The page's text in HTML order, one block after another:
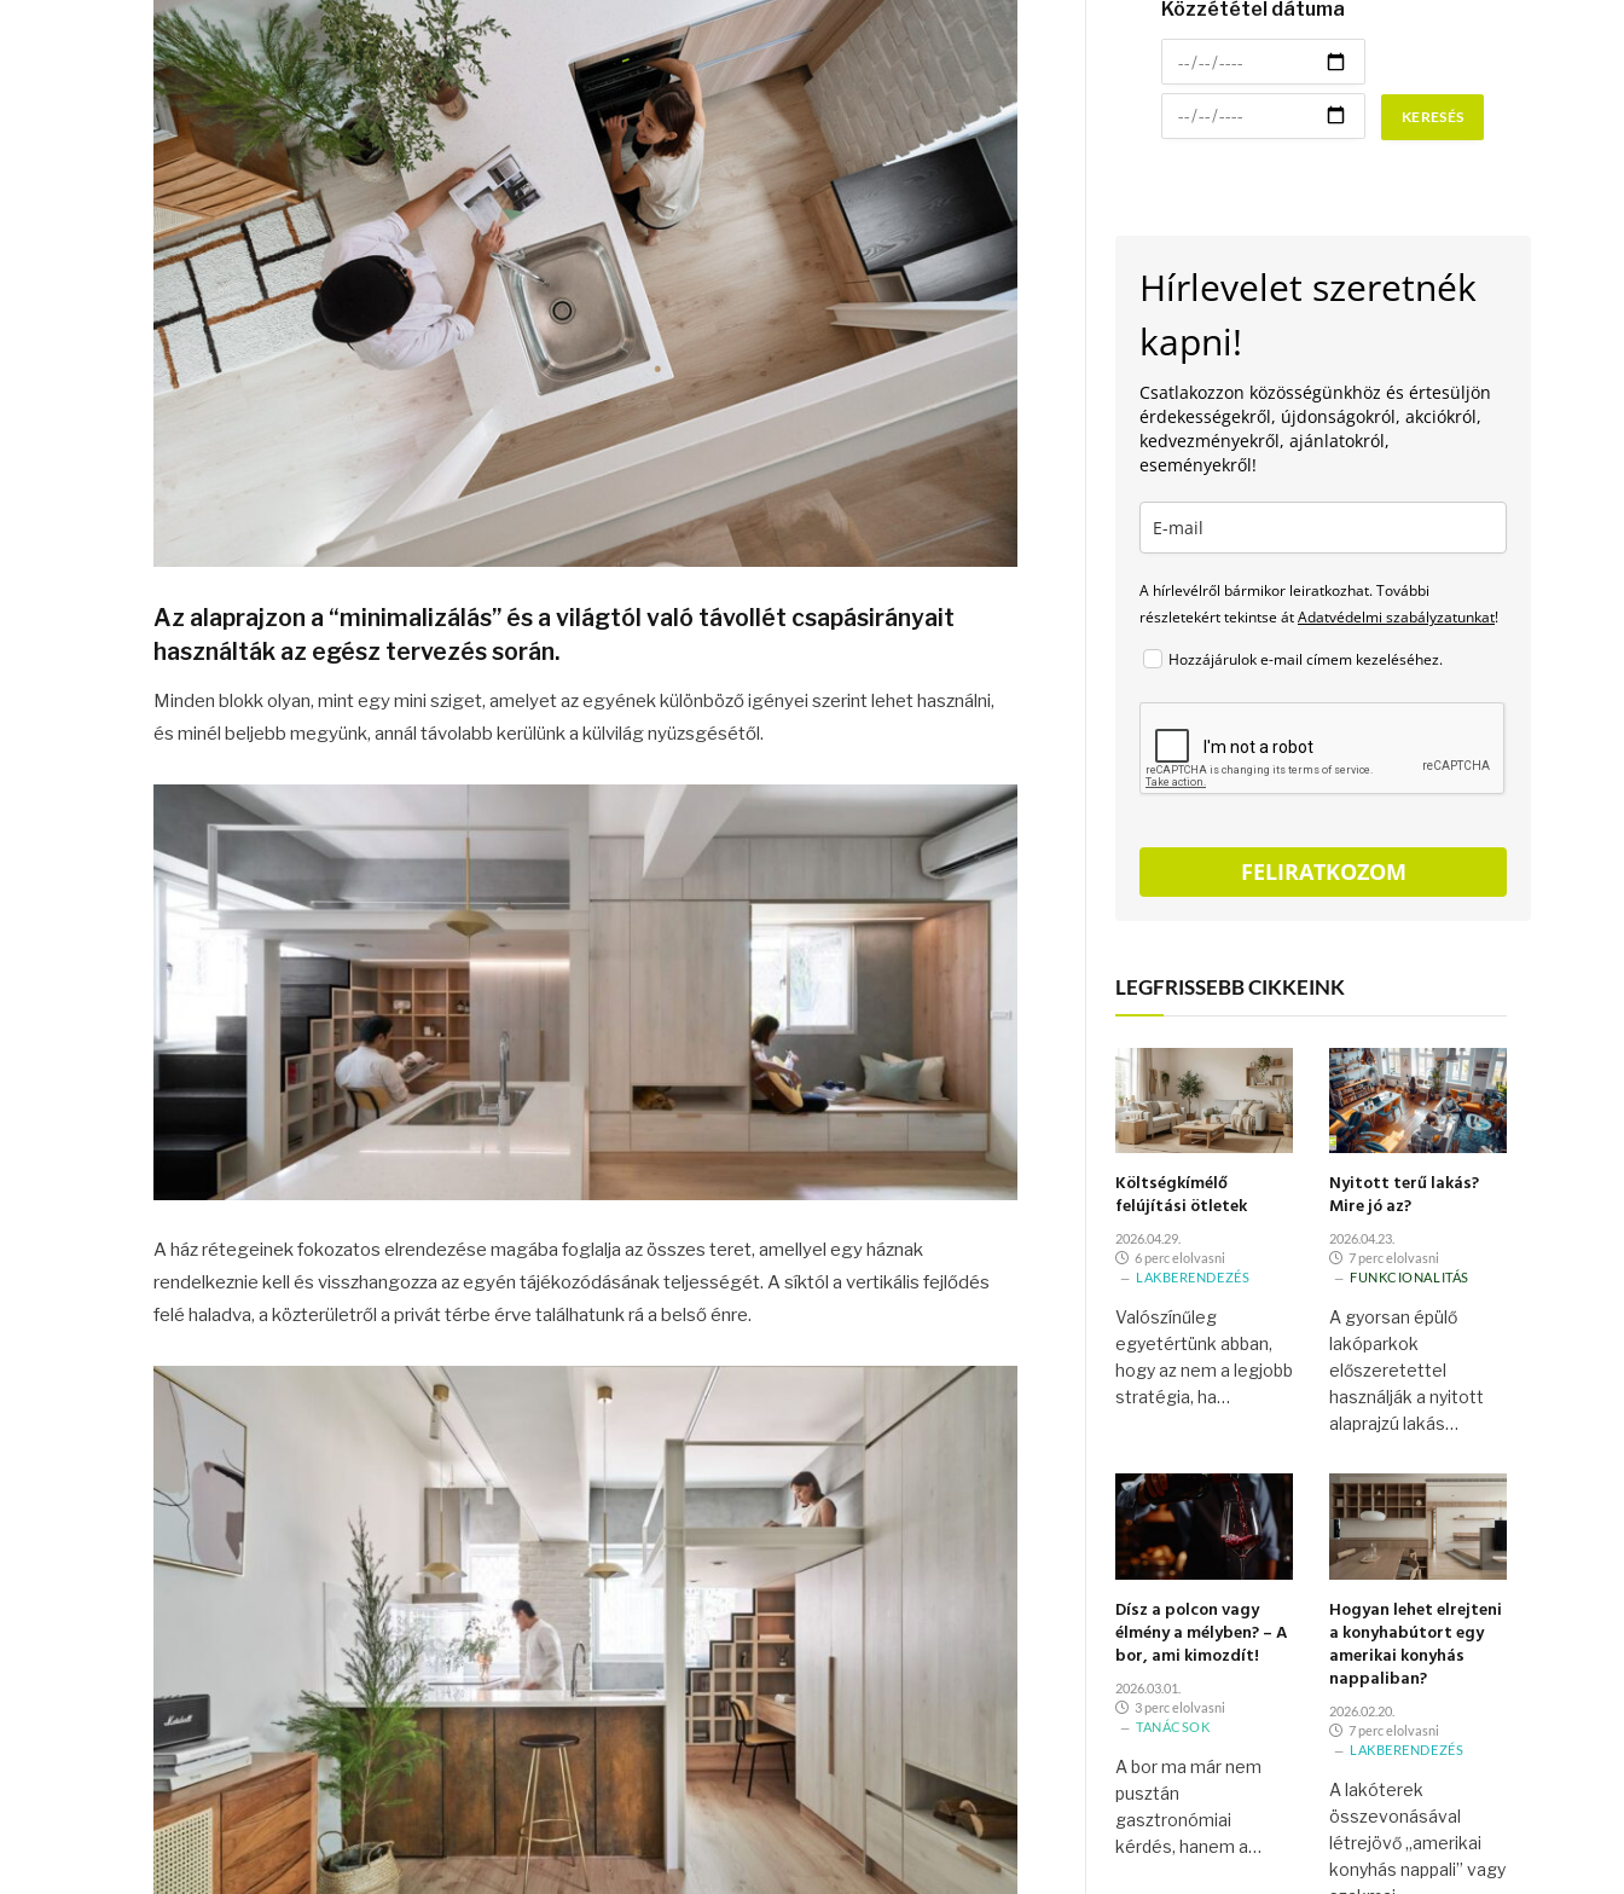
Az alaprajzon a “minimalizálás” és a világtól való távollét csapásirányait
használták az egész tervezés során.
Minden blokk olyan, mint egy mini sziget, amelyet az egyének különböző igényei szerint lehet használni,
és minél beljebb megyünk, annál távolabb kerülünk a külvilág nyüzsgésétől.
A ház rétegeinek fokozatos elrendezése magába foglalja az összes teret, amellyel egy háznak
rendelkeznie kell és visszhangozza az egyén tájékozódásának teljességét. A síktól a vertikális fejlődés
felé haladva, a közterületről a privát térbe érve találhatunk rá a belső énre.
Közzététel dátuma
Hírlevelet szeretnék
kapni!
Csatlakozzon közösségünkhöz és értesüljön
érdekességekről, újdonságokról, akciókról,
kedvezményekről, ajánlatokról,
eseményekről!
A hírlevélről bármikor leiratkozhat. További
részletekért tekintse átAdatvédelmi szabályzatunkat!
Hozzájárulok e-mail címem kezeléséhez.
FELIRATKOZOM
LEGFRISSEBB CIKKEINK
Költségkímélő
felújítási ötletek
2026.04.29.
6 perc elolvasni
LAKBERENDEZÉS
Valószínűleg
egyetértünk abban,
hogy az nem a legjobb
stratégia, ha…
Nyitott terű lakás?
Mire jó az?
2026.04.23.
7 perc elolvasni
FUNKCIONALITÁS
A gyorsan épülő
lakóparkok
előszeretettel
használják a nyitott
alaprajzú lakás…
Dísz a polcon vagy
élmény a mélyben? – A
bor, ami kimozdít!
2026.03.01.
3 perc elolvasni
TANÁCSOK
A bor ma már nem
pusztán
gasztronómiai
kérdés, hanem a…
Hogyan lehet elrejteni
a konyhabútort egy
amerikai konyhás
nappaliban?
2026.02.20.
7 perc elolvasni
LAKBERENDEZÉS
A lakóterek
összevonásával
létrejövő „amerikai
konyhás nappali” vagy